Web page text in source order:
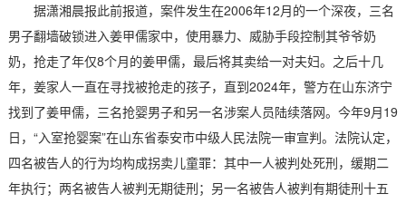
据潇湘晨报此前报道，案件发生在2006年12月的一个深夜，三名
男子翻墙破锁进入姜甲儒家中，使用暴力、威胁手段控制其爷爷奶
奶，抢走了年仅8个月的姜甲儒，最后将其卖给一对夫妇。之后十几
年，姜家人一直在寻找被抢走的孩子，直到2024年，警方在山东济宁
找到了姜甲儒，三名抢婴男子和另一名涉案人员陆续落网。今年9月19
日，“入室抢婴案”在山东省泰安市中级人民法院一审宣判。法院认定，
四名被告人的行为均构成拐卖儿童罪：其中一人被判处死刑，缓期二
年执行；两名被告人被判无期徒刑；另一名被告人被判有期徒刑十五